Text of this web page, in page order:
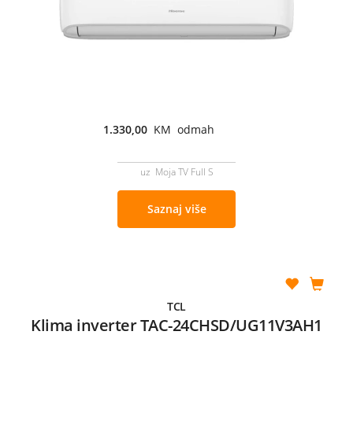
1.330,00 KM odmah
uz Moja TV Full S
Saznaj više
TCL
Klima inverter TAC-24CHSD/UG11V3AH1